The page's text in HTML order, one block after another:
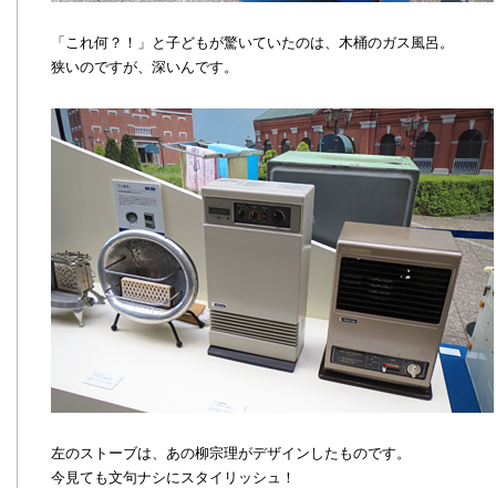
「これ何？！」と子どもが驚いていたのは、木桶のガス風呂。
狭いのですが、深いんです。
左のストーブは、あの柳宗理がデザインしたものです。
今見ても文句ナシにスタイリッシュ！